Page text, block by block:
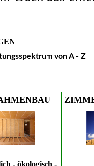
von A - Z
- ökologisch -